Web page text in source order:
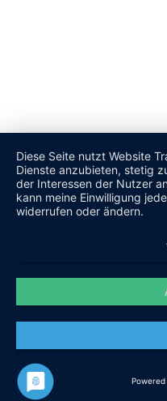
Diese Seite nutzt Website
Dienste anzubieten, stetig
der Interessen der Nutzer
kann meine Einwilligung
widerrufen oder ändern.
Powered